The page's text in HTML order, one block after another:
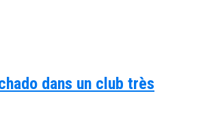
dans un club très